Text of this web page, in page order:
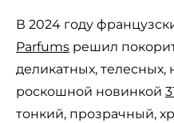
В 2024 году
Parfums решил
деликатных,
роскошной новинкой
тонкий, прозрачный,